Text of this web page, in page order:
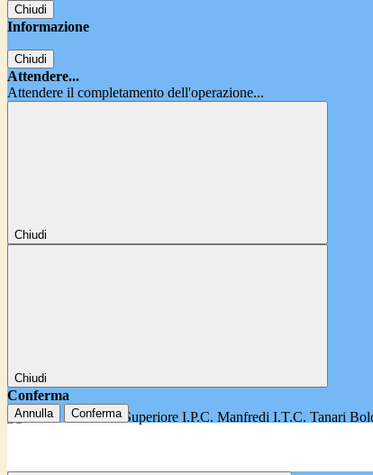
Chiudi
Informazione
Chiudi
Attendere...
Attendere il completamento dell'operazione...
Chiudi
Chiudi
Conferma
Annulla Conferma